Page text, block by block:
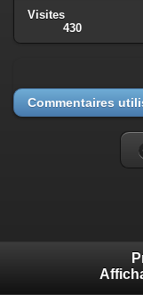
Visites
430
Commentaires